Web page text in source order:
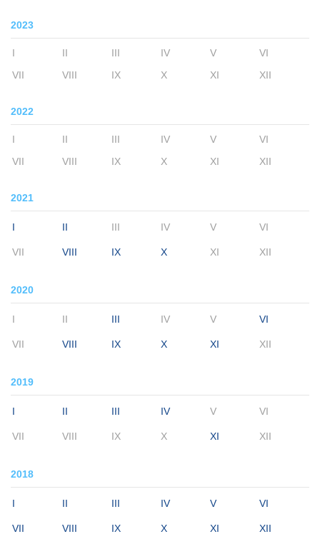
2023
I II III IV V
VI
VII
VIII IX X XI XII
2022
I II III IV V
VI
VII
VIII IX X XI XII
2021
I II III IV V VI
VII VIII IX X XI XII
2020
I II III IV V VI
VII VIII IX X XI XII
2019
I II III IV V VI
VII VIII IX X XI XII
2018
I II III IV V VI
VII VIII IX X XI XII